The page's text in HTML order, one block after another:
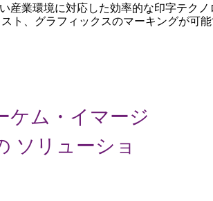
産業環境に対応した効率的な印字テク
ト、グラフィックスのマーキングが可能
ケム・イマージ
ソリューショ